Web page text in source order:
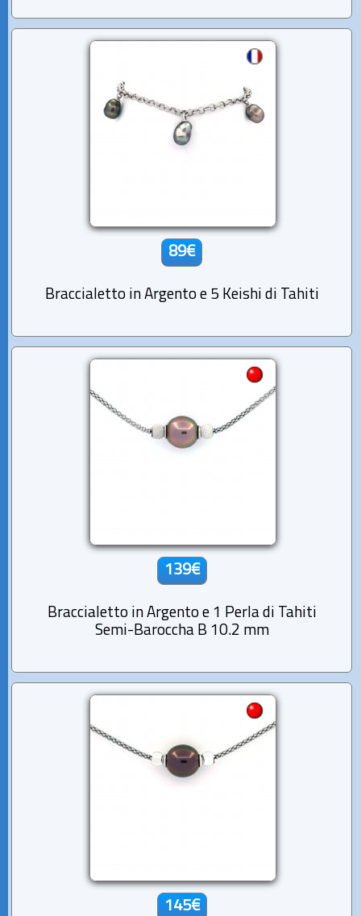
89€
Braccialetto in Argento e 5 Keishi di Tahiti
139€
Braccialetto in Argento e 1 Perla di Tahiti
Semi-Baroccha B 10.2 mm
145€